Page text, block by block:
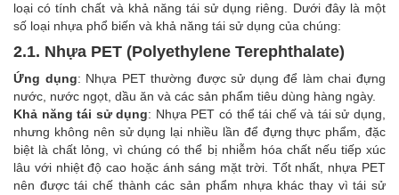
loại có tính chất và khả năng tái sử dụng riêng. Dưới đây là một
số loại nhựa phổ biến và khả năng tái sử dụng của chúng:
2.1. Nhựa PET (Polyethylene Terephthalate)
Ứng dụng: Nhựa PET thường được sử dụng để làm chai đựng
nước, nước ngọt, dầu ăn và các sản phẩm tiêu dùng hàng ngày.
Khả năng tái sử dụng: Nhựa PET có thể tái chế và tái sử dụng,
nhưng không nên sử dụng lại nhiều lần để đựng thực phẩm, đặc
biệt là chất lỏng, vì chúng có thể bị nhiễm hóa chất nếu tiếp xúc
lâu với nhiệt độ cao hoặc ánh sáng mặt trời. Tốt nhất, nhựa PET
nên được tái chế thành các sản phẩm nhựa khác thay vì tái sử